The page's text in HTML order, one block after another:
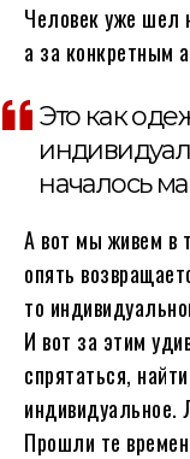
Человек уже шел
а за конкретным
Это как
началось
А вот мы живем в
опять
то
И вот за этим
спрятаться,
индивидуальное.
Прошли те